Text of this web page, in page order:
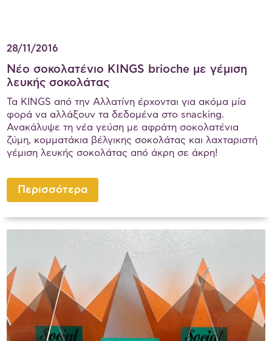
28/11/2016
Nέο σοκολατένιο KINGS brioche με γέμιση
λευκής σοκολάτας
Τα KINGS από την Αλλατίνη έρχονται για ακόμα μία
φορά να αλλάξουν τα δεδομένα στο snacking.
Ανακάλυψε τη νέα γεύση με αφράτη σοκολατένια
ζύμη, κομματάκια βέλγικης σοκολάτας και λαχταριστή
γέμιση λευκής σοκολάτας από άκρη σε άκρη!
Περισσότερα